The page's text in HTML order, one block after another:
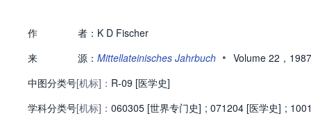
作 者： K D Fischer
来
源： Mittellateinisches Jahrbuch • Volume 22，
中图分类号[机标]： R-09 [医学史]
学科分类号[机标]： 060305 [世界专门史] ; 071204 [医学史] ;